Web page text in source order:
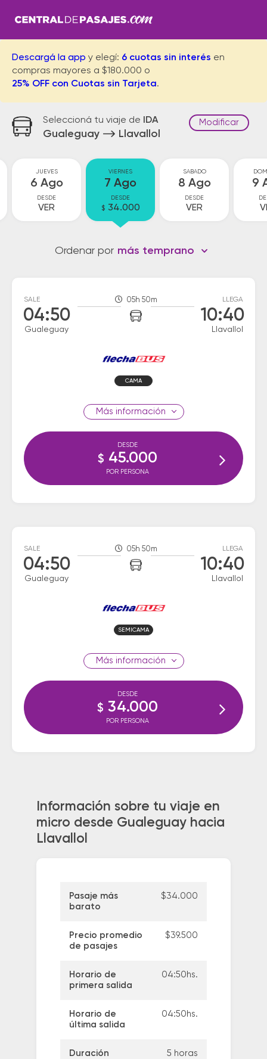
Descargá la app y elegí: 6 cuotas sin interés en
compras mayores a $180.000 o
25% OFF con Cuotas sin Tarjeta.
Seleccioná tu viaje de IDA
Gualeguay Llavallol
Modificar
JUEVES
6 Ago
DESDE
VER
VIERNES
7 Ago
DESDE
$ 34.000
SABADO
8 Ago
DESDE
VER
9
Ordenar por más temprano
SALE
04:50
Gualeguay
05h 50m LLEGA
10:40
Llavallol
CAMA
información
DESDE
$ 45.000
POR PERSONA
SALE
04:50
Gualeguay
05h 50m LLEGA
10:40
Llavallol
SEMICAMA
información
DESDE
$ 34.000
POR PERSONA
Información sobre tu viaje en
micro desde Gualeguay hacia
Llavallol
Pasaje más
barato
$34.000
Precio promedio
de pasajes
$39.500
Horario de
primera salida
04:50hs.
Horario de
última salida
04:50hs.
Duración
5 horas